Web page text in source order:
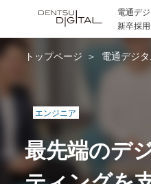
電通デ
新卒採
トップページ 電通デジ
エンジニア
最先端のデ